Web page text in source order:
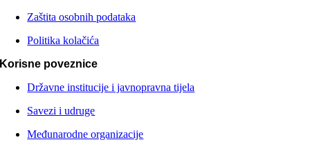
Zaštita osobnih podataka
Politika kolačića
Korisne poveznice
Državne institucije i javnopravna tijela
Savezi i udruge
Međunarodne organizacije